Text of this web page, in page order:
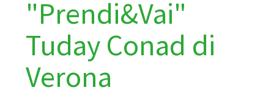
"Prendi&Vai"
Tuday Conad di
Verona